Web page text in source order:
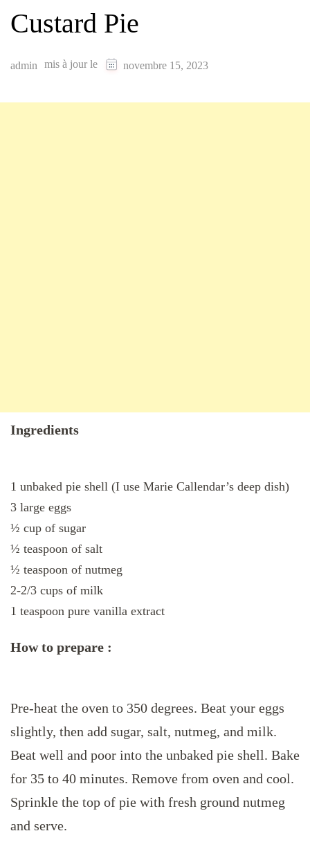
Custard Pie
admin mis à jour le novembre 15, 2023
Ingredients
1 unbaked pie shell (I use Marie Callendar’s deep dish)
3 large eggs
½ cup of sugar
½ teaspoon of salt
½ teaspoon of nutmeg
2-2/3 cups of milk
1 teaspoon pure vanilla extract
How to prepare :
Pre-heat the oven to 350 degrees. Beat your eggs
slightly, then add sugar, salt, nutmeg, and milk.
Beat well and poor into the unbaked pie shell. Bake
for 35 to 40 minutes. Remove from oven and cool.
Sprinkle the top of pie with fresh ground nutmeg
and serve.